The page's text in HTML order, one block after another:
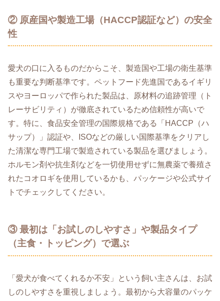
② 原産国や製造工場（HACCP認証など）の安全
性
愛犬の口に入るものだからこそ、製造国や工場の衛生基準
も重要な判断基準です。ペットフード先進国であるイギリ
スやヨーロッパで作られた製品は、原材料の追跡管理（ト
レーサビリティ）が徹底されているため信頼性が高いで
す。特に、食品安全管理の国際規格である「HACCP（ハ
サップ）」認証や、ISOなどの厳しい国際基準をクリアし
た清潔な専門工場で製造されている製品を選びましょう。
ホルモン剤や抗生剤などを一切使用せずに無農薬で養殖さ
れたコオロギを使用しているかも、パッケージや公式サイ
トでチェックしてください。
③ 最初は「お試しのしやすさ」や製品タイプ
（主食・トッピング）で選ぶ
「愛犬が食べてくれるか不安」という飼い主さんは、お試
しのしやすさを重視しましょう。最初から大容量のパッケ